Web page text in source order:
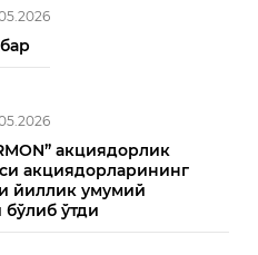
акциядорлик
акциядорларининг
йиллик умумий
ўтди